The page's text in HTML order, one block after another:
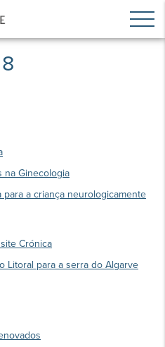
na Ginecologia
a criança neurologicamente
Crónica
Litoral para a serra do Algarve